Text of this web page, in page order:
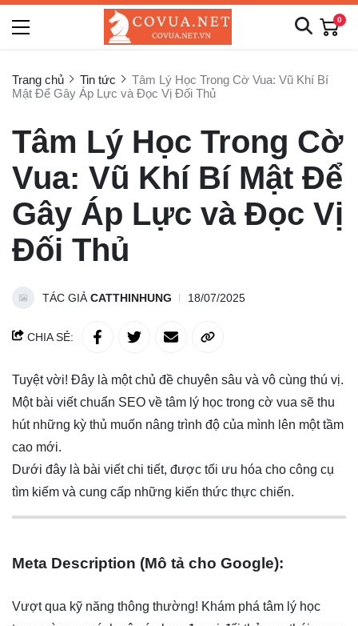
0
Trang chủ Tin tức
Tâm Lý Học Trong Cờ Vua: Vũ Khí Bí
Mật Để Gây Áp Lực và Đọc Vị Đối Thủ
Tâm Lý Học Trong Cờ
Vua: Vũ Khí Bí Mật Để
Gây Áp Lực và Đọc Vị
Đối Thủ
TÁC GIẢCATTHINHUNG 18/07/2025
CHIA SẺ:
Tuyệt vời! Đây là một chủ đề chuyên sâu và vô cùng thú vị.
Một bài viết chuẩn SEO về tâm lý học trong cờ vua sẽ thu
hút những kỳ thủ muốn nâng trình độ của mình lên một tầm
cao mới.
Dưới đây là bài viết chi tiết, được tối ưu hóa cho công cụ
tìm kiếm và cung cấp những kiến thức thực chiến.
Meta Description (Mô tả cho Google):
Vượt qua kỹ năng thông thường! Khám phá tâm lý học